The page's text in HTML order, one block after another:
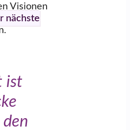
Visionen
nächste
ist